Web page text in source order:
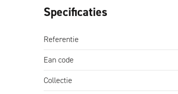
Specificaties
Referentie
Ean code
Collectie